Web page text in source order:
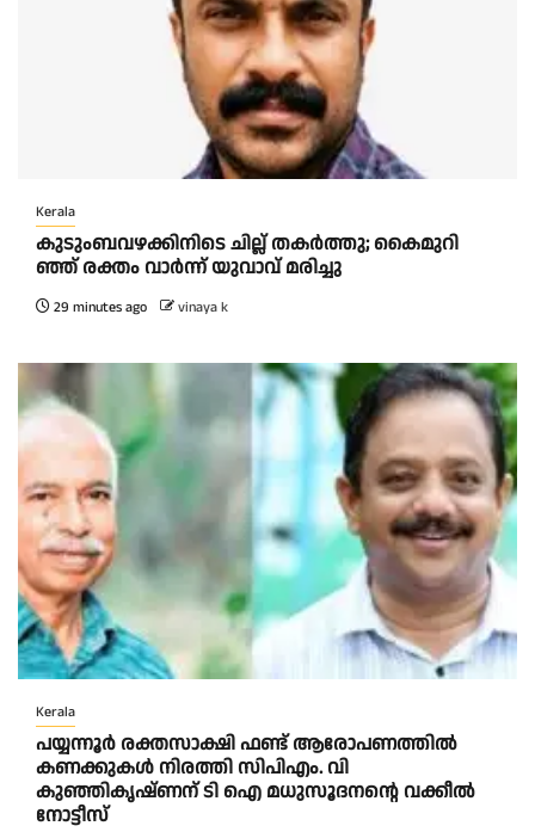
Kerala
കു​ടും​ബ​വ​ഴ​ക്കി​നി​ടെ ചി​ല്ല് ത​ക​ർ​ത്തു; കൈ​മു​റി​
ഞ്ഞ് ര​ക്തം വാ​ർ​ന്ന് യു​വാ​വ് മ​രി​ച്ചു
29 minutes ago vinaya k
Kerala
പയ്യന്നൂർ രക്തസാക്ഷി ഫണ്ട് ആരോപണത്തിൽ
കണക്കുകൾ നിരത്തി സിപിഎം. വി
കുഞ്ഞികൃഷ്ണന് ടി ഐ മധുസൂദനൻ്റെ വക്കീൽ
നോട്ടീസ്